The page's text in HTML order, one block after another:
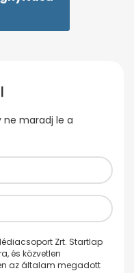
ne maradj le a
Zrt. Startlap
és közvetlen
az általam megadott